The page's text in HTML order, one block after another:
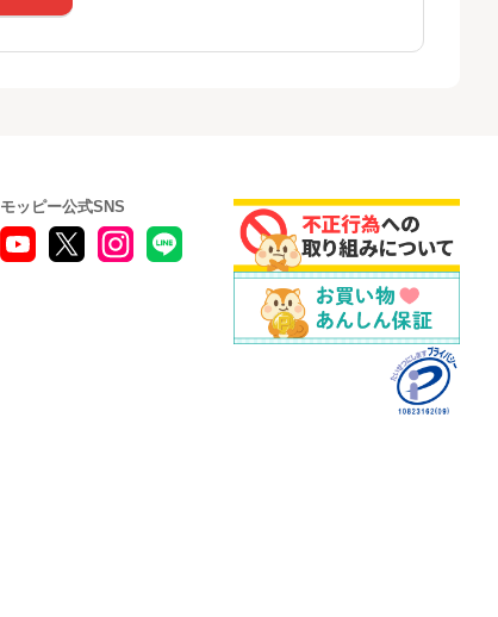
モッピー公式SNS